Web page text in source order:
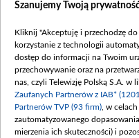
Szanujemy Twoją
Kliknij "Akceptuję i przechodzę
korzystanie z technologii
dostęp do informacji na Twoim
przechowywanie oraz na
nas, czyli Telewizję Polską S.A. w
Zaufanych Partnerów z IAB*
Partnerów TVP (93 firm) , w
zautomatyzowanego
mierzenia ich skuteczności) i